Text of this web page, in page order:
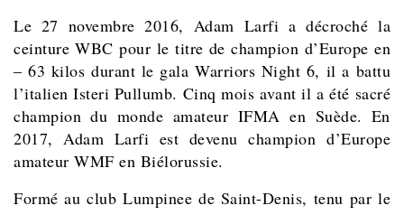
Le 27 novembre 2016, Adam Larfi a décroché la
ceinture WBC pour le titre de champion d’Europe en
– 63 kilos durant le gala Warriors Night 6, il a battu
l’italien Isteri Pullumb. Cinq mois avant il a été sacré
champion du monde amateur IFMA en Suède. En
2017, Adam Larfi est devenu champion d’Europe
amateur WMF en Biélorussie.
Formé au club Lumpinee de Saint-Denis, tenu par le